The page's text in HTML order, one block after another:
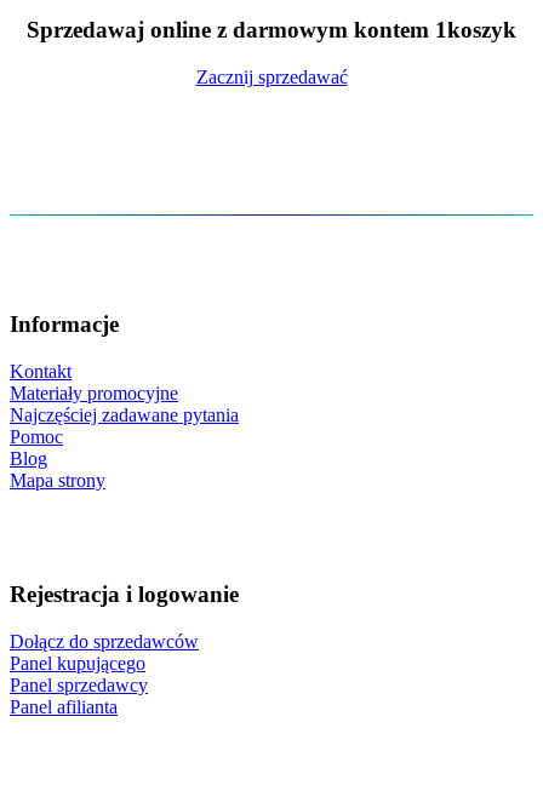
Sprzedawaj online z darmowym kontem 1koszyk
Zacznij sprzedawać
Informacje
Kontakt
Materiały promocyjne
Najczęściej zadawane pytania
Pomoc
Blog
Mapa strony
Rejestracja i logowanie
Dołącz do sprzedawców
Panel kupującego
Panel sprzedawcy
Panel afilianta